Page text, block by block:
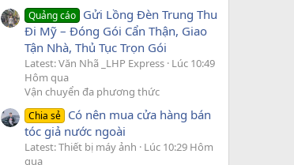
Quảng cáo Gửi Lồng Đèn Trung Thu
Đi Mỹ – Đóng Gói Cẩn Thận, Giao
Tận Nhà, Thủ Tục Trọn Gói
Latest: Văn Nhã _LHP Express Lúc 10:49
Hôm qua
Vận chuyển đa phương thức
Chia sẻ Có nên mua cửa hàng bán
tóc giả nước ngoài
Latest: Thiết bị máy ảnh
Lúc 10:29 Hôm
qua